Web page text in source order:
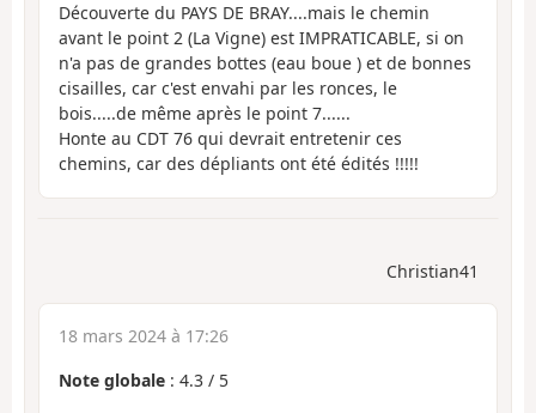
Découverte du PAYS DE BRAY....mais le chemin
avant le point 2 (La Vigne) est IMPRATICABLE, si on
n'a pas de grandes bottes (eau boue ) et de bonnes
cisailles, car c'est envahi par les ronces, le
bois.....de même après le point 7......
Honte au CDT 76 qui devrait entretenir ces
chemins, car des dépliants ont été édités !!!!!
Christian41
18 mars 2024 à 17:26
Note globale : 4.3 / 5